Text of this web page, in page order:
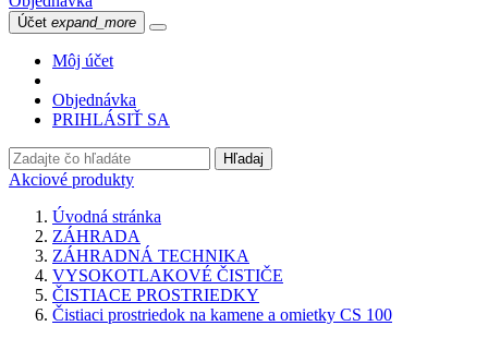
Účet expand_more
Môj účet
Objednávka
PRIHLÁSIŤ SA
Hľadaj
Akciové produkty
Úvodná stránka
ZÁHRADA
ZÁHRADNÁ TECHNIKA
VYSOKOTLAKOVÉ ČISTIČE
ČISTIACE PROSTRIEDKY
Čistiaci prostriedok na kamene a omietky CS 100